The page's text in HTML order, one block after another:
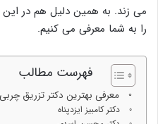
می زند. به همین دلیل هم در این
را به شما معرفی می کنیم.
فهرست مطالب
معرفی بهترین دکتر تزریق
دکتر کامبیز ایزدپناه